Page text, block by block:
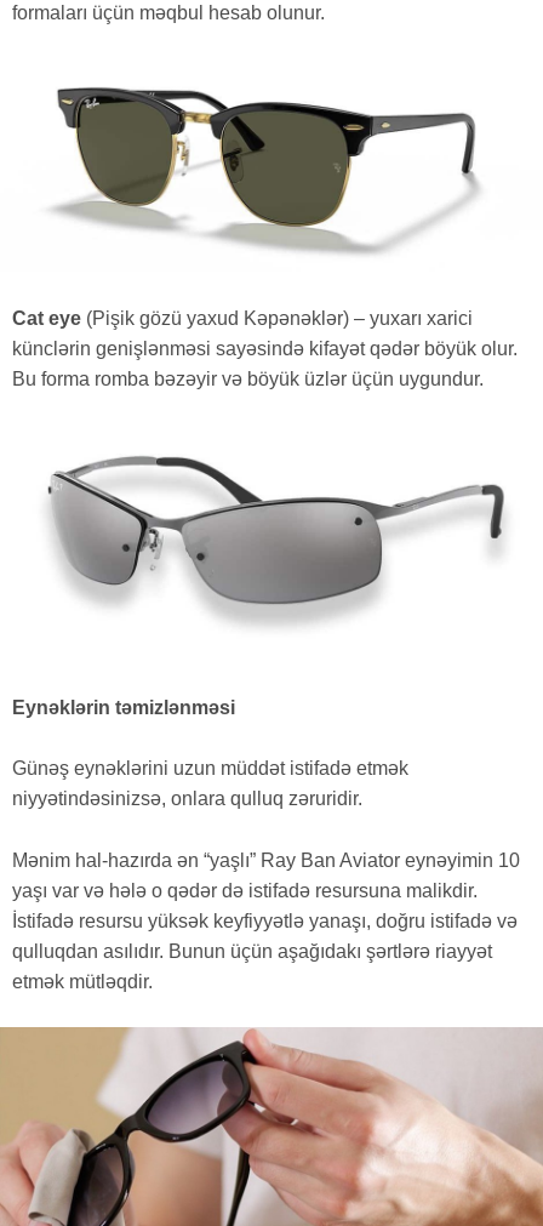
formaları üçün məqbul hesab olunur.
Cat eye (Pişik gözü yaxud Kəpənəklər) – yuxarı xarici
künclərin genişlənməsi sayəsində kifayət qədər böyük olur.
Bu forma romba bəzəyir və böyük üzlər üçün uygundur.
Eynəklərin təmizlənməsi
Günəş eynəklərini uzun müddət istifadə etmək
niyyətindəsinizsə, onlara qulluq zəruridir.
Mənim hal-hazırda ən “yaşlı” Ray Ban Aviator eynəyimin 10
yaşı var və hələ o qədər də istifadə resursuna malikdir.
İstifadə resursu yüksək keyfiyyətlə yanaşı, doğru istifadə və
qulluqdan asılıdır. Bunun üçün aşağıdakı şərtlərə riayyət
etmək mütləqdir.